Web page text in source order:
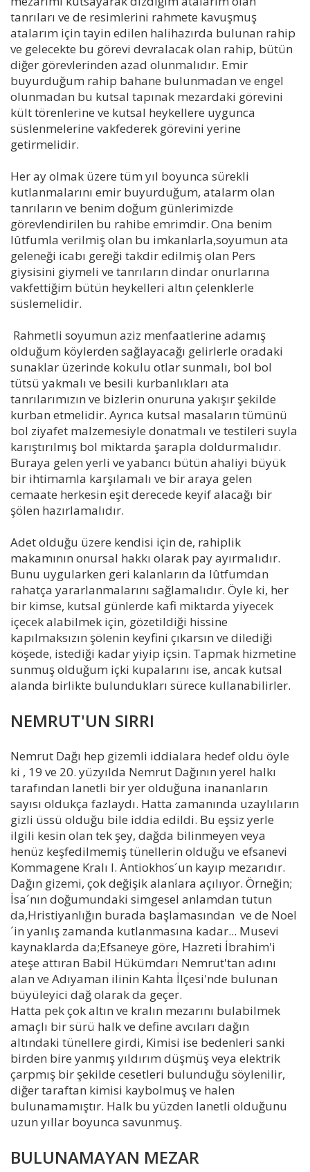
tanrıları ve de resimlerini rahmete kavuşmuş
atalarım için tayin edilen halihazırda bulunan rahip
ve gelecekte bu görevi devralacak olan rahip, bütün
diğer görevlerinden azad olunmalıdır. Emir
buyurduğum rahip bahane bulunmadan ve engel
olunmadan bu kutsal tapınak mezardaki görevini
kült törenlerine ve kutsal heykellere uygunca
süslenmelerine vakfederek görevini yerine
getirmelidir.
Her ay olmak üzere tüm yıl boyunca sürekli
kutlanmalarını emir buyurduğum, atalarm olan
tanrıların ve benim doğum günlerimizde
görevlendirilen bu rahibe emrimdir. Ona benim
lûtfumla verilmiş olan bu imkanlarla,soyumun ata
geleneği icabı gereği takdir edilmiş olan Pers
giysisini giymeli ve tanrıların dindar onurlarına
vakfettiğim bütün heykelleri altın çelenklerle
süslemelidir.
Rahmetli soyumun aziz menfaatlerine adamış
olduğum köylerden sağlayacağı gelirlerle oradaki
sunaklar üzerinde kokulu otlar sunmalı, bol bol
tütsü yakmalı ve besili kurbanlıkları ata
tanrılarımızın ve bizlerin onuruna yakışır şekilde
kurban etmelidir. Ayrıca kutsal masaların tümünü
bol ziyafet malzemesiyle donatmalı ve testileri suyla
karıştırılmış bol miktarda şarapla doldurmalıdır.
Buraya gelen yerli ve yabancı bütün ahaliyi büyük
bir ihtimamla karşılamalı ve bir araya gelen
cemaate herkesin eşit derecede keyif alacağı bir
şölen hazırlamalıdır.
Adet olduğu üzere kendisi için de, rahiplik
makamının onursal hakkı olarak pay ayırmalıdır.
Bunu uygularken geri kalanların da lûtfumdan
rahatça yararlanmalarını sağlamalıdır. Öyle ki, her
bir kimse, kutsal günlerde kafi miktarda yiyecek
içecek alabilmek için, gözetildiği hissine
kapılmaksızın şölenin keyfini çıkarsın ve dilediği
köşede, istediği kadar yiyip içsin. Tapmak hizmetine
sunmuş olduğum içki kupalarını ise, ancak kutsal
alanda birlikte bulundukları sürece kullanabilirler.
NEMRUT'UN SIRRI
Nemrut Dağı hep gizemli iddialara hedef oldu öyle
ki , 19 ve 20. yüzyılda Nemrut Dağının yerel halkı
tarafından lanetli bir yer olduğuna inananların
sayısı oldukça fazlaydı. Hatta zamanında uzaylıların
gizli üssü olduğu bile iddia edildi. Bu eşsiz yerle
ilgili kesin olan tek şey, dağda bilinmeyen veya
henüz keşfedilmemiş tünellerin olduğu ve efsanevi
Kommagene Kralı I. Antiokhos´un kayıp mezarıdır.
Dağın gizemi, çok değişik alanlara açılıyor. Örneğin;
İsa´nın doğumundaki simgesel anlamdan tutun
da,Hristiyanlığın burada başlamasından ve de Noel
´in yanlış zamanda kutlanmasına kadar... Musevi
kaynaklarda da;Efsaneye göre, Hazreti İbrahim'i
ateşe attıran Babil Hükümdarı Nemrut'tan adını
alan ve Adıyaman ilinin Kahta İlçesi'nde bulunan
büyüleyici dağ olarak da geçer.
Hatta pek çok altın ve kralın mezarını bulabilmek
amaçlı bir sürü halk ve define avcıları dağın
altındaki tünellere girdi, Kimisi ise bedenleri sanki
birden bire yanmış yıldırım düşmüş veya elektrik
çarpmış bir şekilde cesetleri bulunduğu söylenilir,
diğer taraftan kimisi kaybolmuş ve halen
bulunamamıştır. Halk bu yüzden lanetli olduğunu
uzun yıllar boyunca savunmuş.
BULUNAMAYAN MEZAR